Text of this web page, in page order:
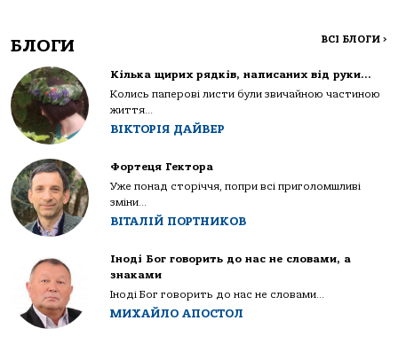
БЛОГИ ВСІ БЛОГИ >
Кілька щирих рядків, написаних від руки…
Колись паперові листи були звичайною частиною
життя...
ВІКТОРІЯ ДАЙВЕР
Фортеця Гектора
Уже понад сторіччя, попри всі приголомшливі
зміни...
ВІТАЛІЙ ПОРТНИКОВ
Іноді Бог говорить до нас не словами, а
знаками
Іноді Бог говорить до нас не словами...
МИХАЙЛО АПОСТОЛ